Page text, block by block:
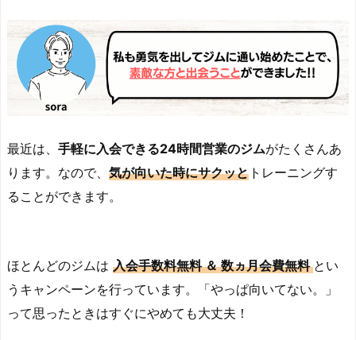
最近は、 手軽に入会できる24時間営業のジムがたくさんあ
ります。なので、 気が向いた時にサクッと トレーニングす
ることができます。
ほとんどのジムは 入会手数料無料 ＆ 数ヵ月会費無料とい
うキャンペーンを行っています。「やっぱ向いてない。」
って思ったときはすぐにやめても大丈夫！